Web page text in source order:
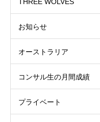
お知らせ
オーストラリア
コンサル生の月間成績
プライベート